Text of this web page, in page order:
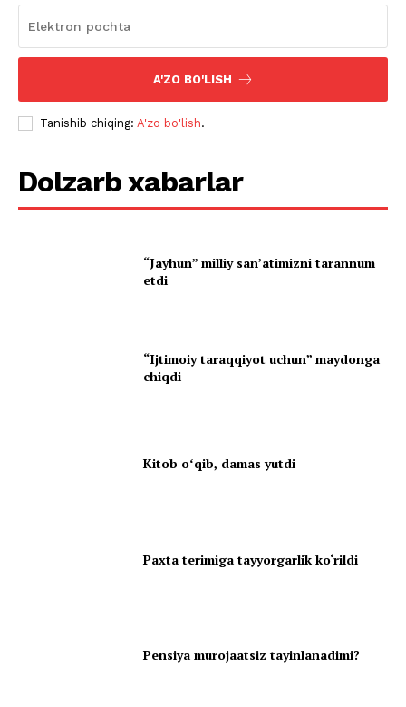
A'ZO BO'LISH
Tanishib chiqing: A'zo bo'lish.
Dolzarb xabarlar
“Jayhun” milliy san’atimizni tarannum
etdi
“Ijtimoiy taraqqiyot uchun” maydonga
chiqdi
Kitob oʻqib, damas yutdi
Paxta terimiga tayyorgarlik ko‘rildi
Pensiya murojaatsiz tayinlanadimi?